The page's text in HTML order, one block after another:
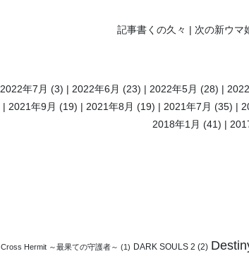
記事書くの久々 次の新ウマ
2022年7月 (3) 2022年6月 (23) 2022年5月 (28)
2021年9月 (19) 2021年8月 (19) 2021年7月 (35)
2018年1月 (41)
Cross Hermit ～最果ての守護者～ (1) DARK SOULS 2 (2)